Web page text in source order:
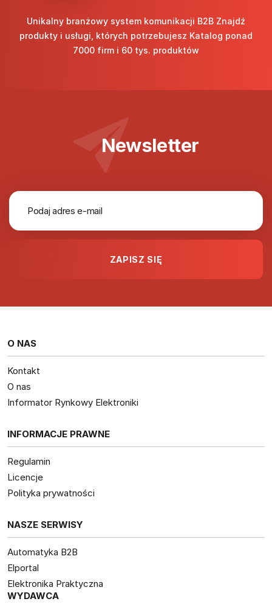
Unikalny branżowy system komunikacji B2B Znajdź
produkty i usługi, których potrzebujesz Katalog ponad
7000 firm i 60 tys. produktów
Newsletter
O NAS
Kontakt
O nas
Informator Rynkowy Elektroniki
INFORMACJE PRAWNE
Regulamin
Licencje
Polityka prywatności
NASZE SERWISY
Automatyka B2B
Elportal
Elektronika Praktyczna
WYDAWCA